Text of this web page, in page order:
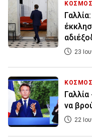
ΚΟΣΜΟΣ
23
ΚΟΣΜΟΣ
να
22